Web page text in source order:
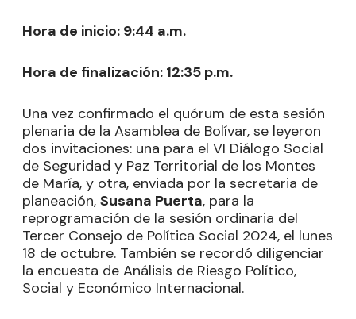
Hora de inicio: 9:44 a.m.
Hora de finalización: 12:35 p.m.
Una vez confirmado el quórum de esta sesión
plenaria de la Asamblea de Bolívar, se leyeron
dos invitaciones: una para el VI Diálogo Social
de Seguridad y Paz Territorial de los Montes
de María, y otra, enviada por la secretaria de
planeación, Susana Puerta, para la
reprogramación de la sesión ordinaria del
Tercer Consejo de Política Social 2024, el lunes
18 de octubre. También se recordó diligenciar
la encuesta de Análisis de Riesgo Político,
Social y Económico Internacional.